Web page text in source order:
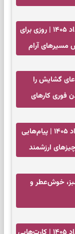
فال سرنوشت امروز جمعه ۱۶ مرداد ۱۴۰۵ | روزی برای
مسیرهای آرام
گشایش را
فوری کارهای
فال فرشتگان امروز جمعه ۱۶ مرداد ۱۴۰۵ | پیام‌هایی
ارزشمند
خوش‌عطر و